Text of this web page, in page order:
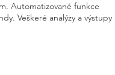
Automatizované funkce
Veškeré analýzy a výstupy